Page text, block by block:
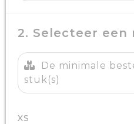
2. Selecteer een
De minimale
stuk(s)
XS